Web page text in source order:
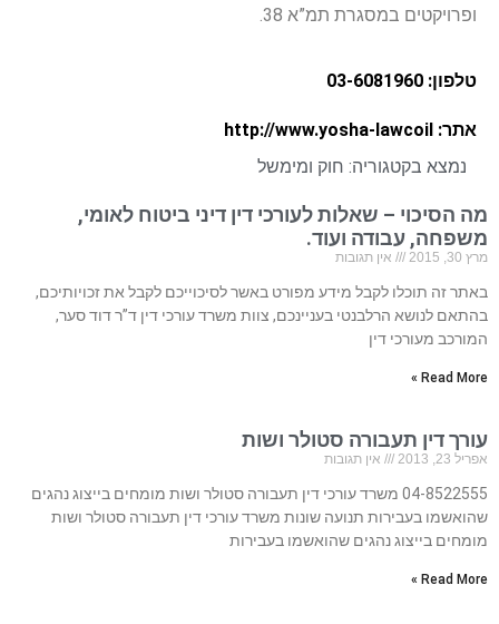
ופרויקטים במסגרת תמ”א 38.
טלפון: 03-6081960
אתר: http://www.yosha-lawcoil
נמצא בקטגוריה: חוק ומימשל
מה הסיכוי – שאלות לעורכי דין דיני ביטוח לאומי,
משפחה, עבודה ועוד.
מרץ 30, 2015 אין תגובות
באתר זה תוכלו לקבל מידע מפורט באשר לסיכוייכם לקבל את זכויותיכם,
בהתאם לנושא הרלבנטי בעניינכם, צוות משרד עורכי דין ד”ר דוד סער,
המורכב מעורכי דין
Read More »
עורך דין תעבורה סטולר ושות
אפריל 23, 2013 אין תגובות
04-8522555 משרד עורכי דין תעבורה סטולר ושות מומחים בייצוג נהגים
שהואשמו בעבירות תנועה שונות משרד עורכי דין תעבורה סטולר ושות
מומחים בייצוג נהגים שהואשמו בעבירות
Read More »